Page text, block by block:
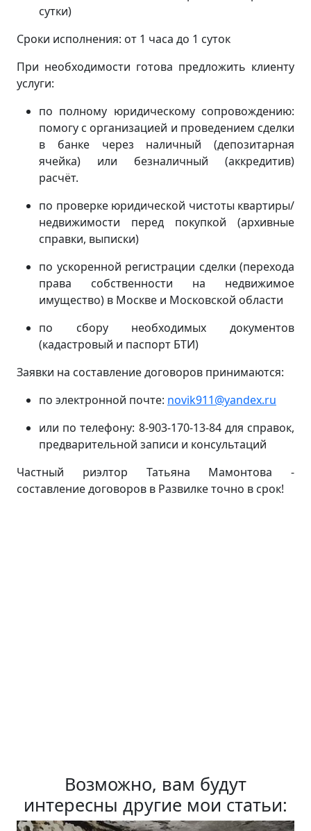
сутки)
Сроки исполнения: от 1 часа до 1 суток
При необходимости готова предложить клиенту
услуги:
по полному юридическому сопровождению:
помогу с организацией и проведением сделки
в банке через наличный (депозитарная
ячейка) или безналичный (аккредитив)
расчёт.
по проверке юридической чистоты квартиры/
недвижимости перед покупкой (архивные
справки, выписки)
по ускоренной регистрации сделки (перехода
права собственности на недвижимое
имущество) в Москве и Московской области
по сбору необходимых документов
(кадастровый и паспорт БТИ)
Заявки на составление договоров принимаются:
по электронной почте: novik911@yandex.ru
или по телефону: 8-903-170-13-84 для справок,
предварительной записи и консультаций
Частный риэлтор Татьяна Мамонтова -
составление договоров в Развилке точно в срок!
Возможно, вам будут
интересны другие мои статьи: